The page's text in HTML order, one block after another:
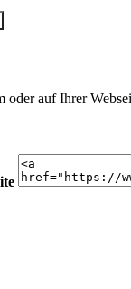
auf Ihrer